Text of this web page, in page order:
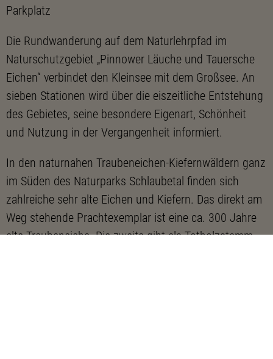
Parkplatz
Die Rundwanderung auf dem Naturlehrpfad im
Naturschutzgebiet „Pinnower Läuche und Tauersche
Eichen“ verbindet den Kleinsee mit dem Großsee. An
sieben Stationen wird über die eiszeitliche Entstehung
des Gebietes, seine besondere Eigenart, Schönheit
und Nutzung in der Vergangenheit informiert.
In den naturnahen Traubeneichen-Kiefernwäldern ganz
im Süden des Naturparks Schlaubetal finden sich
zahlreiche sehr alte Eichen und Kiefern. Das direkt am
Weg stehende Prachtexemplar ist eine ca. 300 Jahre
alte Traubeneiche. Die zweite gibt als Totholzstamm